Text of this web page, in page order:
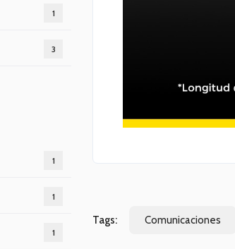
Tags: Comunicaciones
1
3
1
1
1